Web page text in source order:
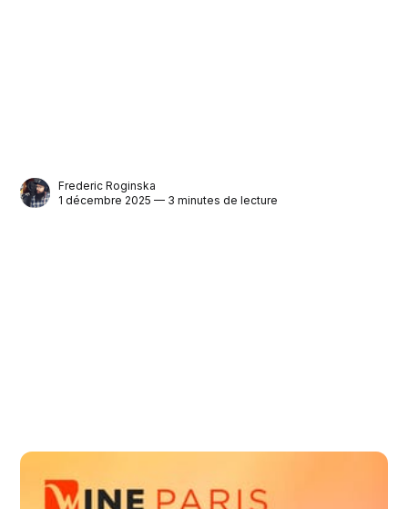
Frederic Roginska
1 décembre 2025 — 3 minutes de lecture